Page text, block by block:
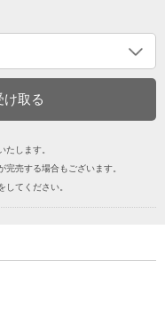
します。
売する場合もございます。
てください。